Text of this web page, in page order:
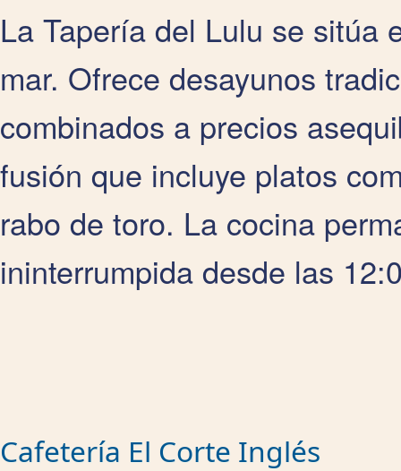
La Tapería del Lulu se sitúa
mar. Ofrece desayunos
combinados a precios
fusión que incluye platos
rabo de toro. La cocina
ininterrumpida desde las
Cafetería El Corte Inglés